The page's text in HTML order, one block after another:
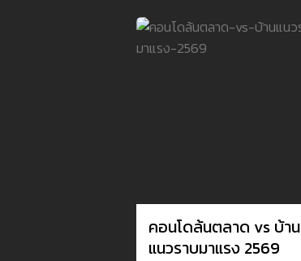
คอนโดล้นตลาด vs บ้าน
แนวราบมาแรง 2569